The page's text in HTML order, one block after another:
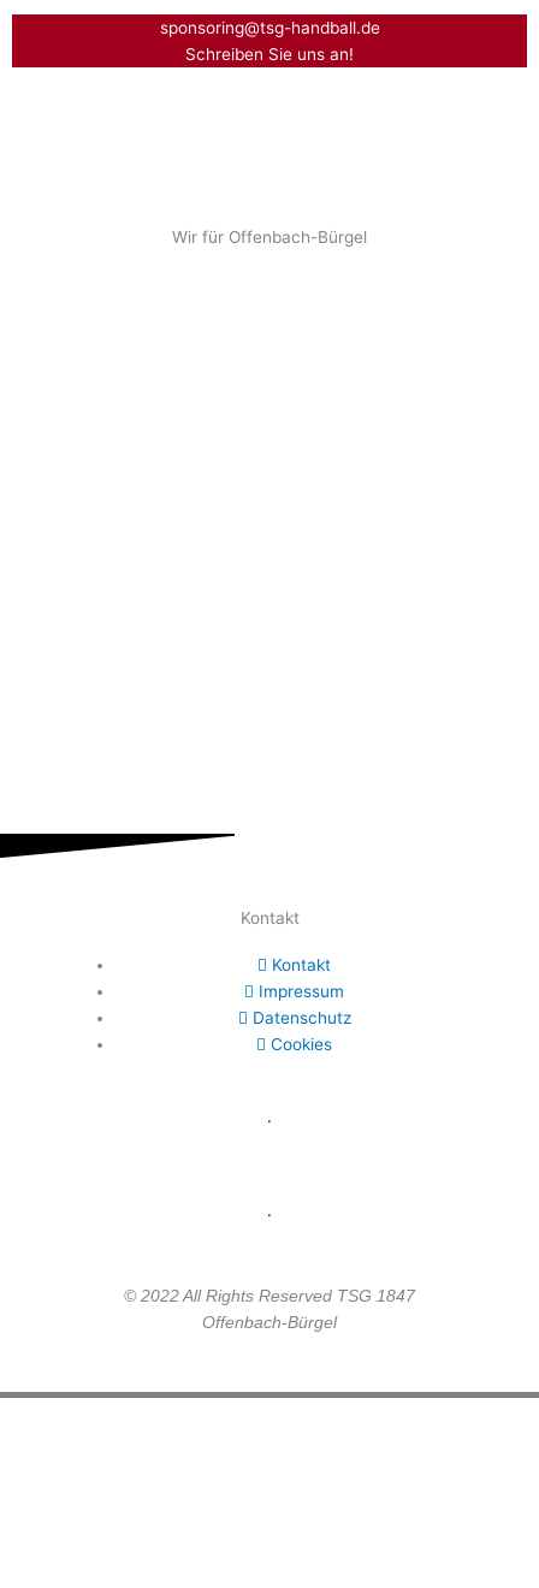
sponsoring@tsg-handball.de
Schreiben Sie uns an!
Wir für Offenbach-Bürgel
Kontakt
Kontakt
Impressum
Datenschutz
Cookies
.
.
© 2022 All Rights Reserved TSG 1847
Offenbach-Bürgel